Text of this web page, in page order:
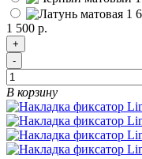
1 500 р.
+
-
В корзину